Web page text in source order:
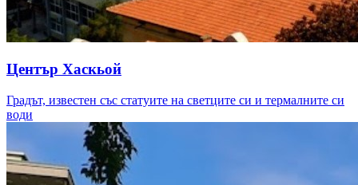
Център Хаскьой
Градът, известен със статуите на светците си и термалните си
води